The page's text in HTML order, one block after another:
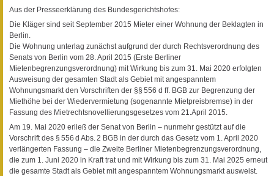
Aus der Presseerklärung des Bundesgerichtshofes:
Die Kläger sind seit September 2015 Mieter einer Wohnung der Beklagten in
Berlin.
Die Wohnung unterlag zunächst aufgrund der durch Rechtsverordnung des
Senats von Berlin vom 28. April 2015 (Erste Berliner
Mietenbegrenzungsverordnung) mit Wirkung bis zum 31. Mai 2020 erfolgten
Ausweisung der gesamten Stadt als Gebiet mit angespanntem
Wohnungsmarkt den Vorschriften der §§ 556 d ff. BGB zur Begrenzung der
Miethöhe bei der Wiedervermietung (sogenannte Mietpreisbremse) in der
Fassung des Mietrechtsnovellierungsgesetzes vom 21.April 2015.
Am 19. Mai 2020 erließ der Senat von Berlin – nunmehr gestützt auf die
Vorschrift des § 556 d Abs. 2 BGB in der durch das Gesetz vom 1. April 2020
verlängerten Fassung – die Zweite Berliner Mietenbegrenzungsverordnung,
die zum 1. Juni 2020 in Kraft trat und mit Wirkung bis zum 31. Mai 2025 erneut
die gesamte Stadt als Gebiet mit angespanntem Wohnungsmarkt ausweist.